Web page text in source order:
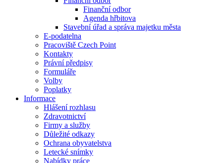
Finanční odbor
Agenda hřbitova
Stavební úřad a správa majetku města
E-podatelna
Pracoviště Czech Point
Kontakty
Právní předpisy
Formuláře
Volby
Poplatky
Informace
Hlášení rozhlasu
Zdravotnictví
Firmy a služby
Důležité odkazy
Ochrana obyvatelstva
Letecké snímky
Nabídky práce